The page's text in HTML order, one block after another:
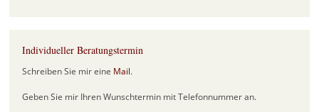
Individueller Beratungstermin
Schreiben Sie mir eine Mail.
Geben Sie mir Ihren Wunschtermin mit Telefonnummer an.